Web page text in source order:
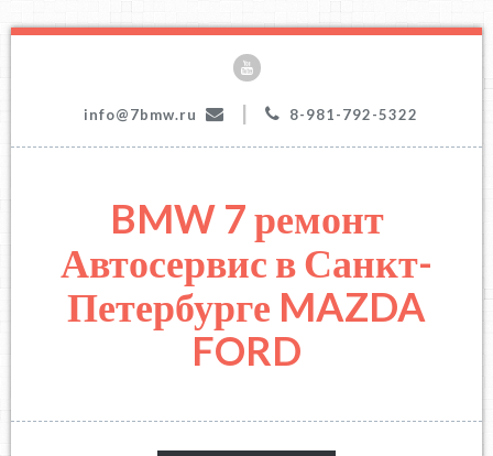
info@7bmw.ru 8-981-792-5322
BMW 7 ремонт
Автосервис в Санкт-
Петербурге MAZDA
FORD